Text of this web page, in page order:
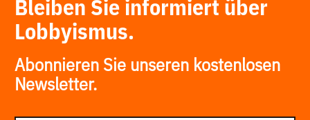
Bleiben Sie informiert über
Lobbyismus.
Abonnieren Sie unseren kostenlosen
Newsletter.